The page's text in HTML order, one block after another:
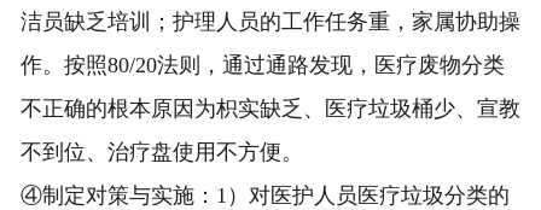
洁员缺乏培训；护理人员的工作任务重，家属协助操
作。按照80/20法则，通过通路发现，医疗废物分类
不正确的根本原因为枳实缺乏、医疗垃圾桶少、宣教
不到位、治疗盘使用不方便。
④制定对策与实施：1）对医护人员医疗垃圾分类的